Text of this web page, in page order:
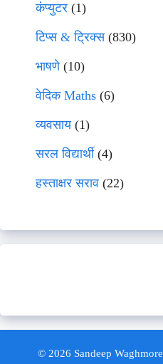
कंप्युटर (1)
टिप्स & ट्रिक्स(830)
भाषणे(10)
वेदिक Maths (6)
व्यवसाय(1)
सरल विद्यार्थी(4)
हस्ताक्षर सराव (22)
© 2026 Sandeep Waghmore